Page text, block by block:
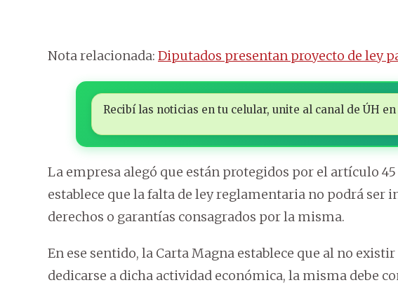
Nota relacionada: Diputados presentan proyecto de ley
Recibí las noticias en tu celular, unite al canal de ÚH
La empresa alegó que están protegidos por el artículo
establece que la falta de ley reglamentaria no podrá ser
derechos o garantías consagrados por la misma.
En ese sentido, la Carta Magna establece que al no
dedicarse a dicha actividad económica, la misma debe